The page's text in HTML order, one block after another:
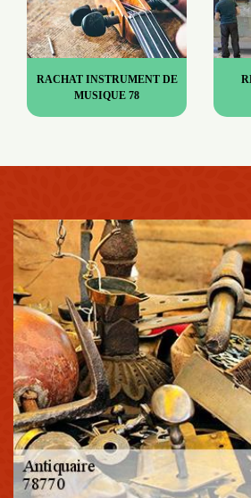
RACHAT INSTRUMENT DE
MUSIQUE 78